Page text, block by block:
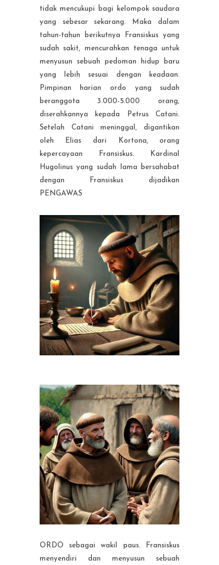
tidak mencukupi bagi kelompok saudara
yang sebesar sekarang. Maka dalam
tahun-tahun berikutnya Fransiskus yang
sudah sakit, mencurahkan tenaga untuk
menyusun sebuah pedoman hidup baru
yang lebih sesuai dengan keadaan.
Pimpinan harian ordo yang sudah
beranggota 3.000-5.000 orang,
diserahkannya kepada Petrus Catani.
Setelah Catani meninggal, digantikan
oleh Elias dari Kortona, orang
kepercayaan Fransiskus. Kardinal
Hugolinus yang sudah lama bersahabat
dengan Fransiskus dijadikan
PENGAWAS
ORDO sebagai wakil paus. Fransiskus
menyendiri dan menyusun sebuah